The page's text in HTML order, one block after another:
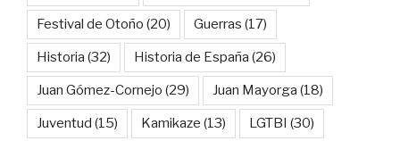
Festival de Otoño (20) Guerras (17)
Historia (32) Historia de España (26)
Juan Gómez-Cornejo (29) Juan Mayorga (18)
Juventud (15) Kamikaze (13) LGTBI (30)